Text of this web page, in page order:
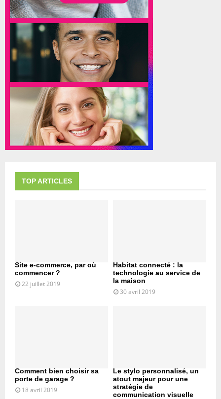
TOP ARTICLES
Site e-commerce, par où
commencer ?
22 juillet 2019
Habitat connecté : la
technologie au service de
la maison
30 avril 2019
Comment bien choisir sa
porte de garage ?
18 avril 2019
Le stylo personnalisé, un
atout majeur pour une
stratégie de
communication visuelle